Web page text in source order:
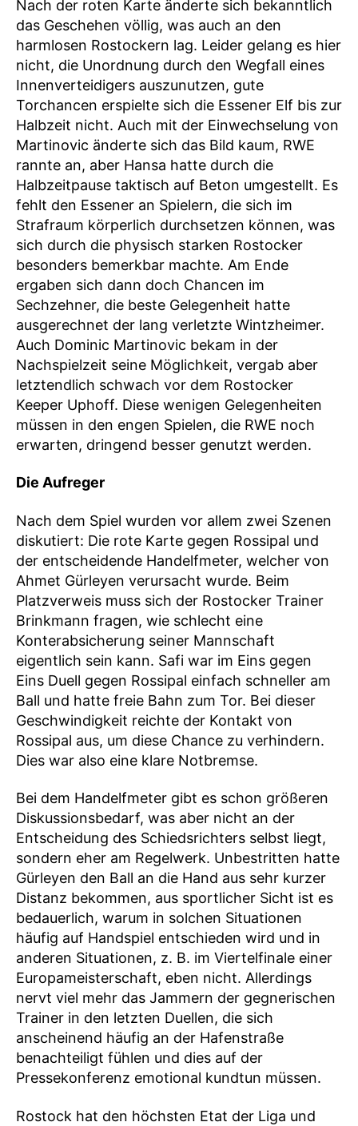
Nach der roten Karte änderte sich bekanntlich
das Geschehen völlig, was auch an den
harmlosen Rostockern lag. Leider gelang es hier
nicht, die Unordnung durch den Wegfall eines
Innenverteidigers auszunutzen, gute
Torchancen erspielte sich die Essener Elf bis zur
Halbzeit nicht. Auch mit der Einwechselung von
Martinovic änderte sich das Bild kaum, RWE
rannte an, aber Hansa hatte durch die
Halbzeitpause taktisch auf Beton umgestellt. Es
fehlt den Essener an Spielern, die sich im
Strafraum körperlich durchsetzen können, was
sich durch die physisch starken Rostocker
besonders bemerkbar machte. Am Ende
ergaben sich dann doch Chancen im
Sechzehner, die beste Gelegenheit hatte
ausgerechnet der lang verletzte Wintzheimer.
Auch Dominic Martinovic bekam in der
Nachspielzeit seine Möglichkeit, vergab aber
letztendlich schwach vor dem Rostocker
Keeper Uphoff. Diese wenigen Gelegenheiten
müssen in den engen Spielen, die RWE noch
erwarten, dringend besser genutzt werden.
Die Aufreger
Nach dem Spiel wurden vor allem zwei Szenen
diskutiert: Die rote Karte gegen Rossipal und
der entscheidende Handelfmeter, welcher von
Ahmet Gürleyen verursacht wurde. Beim
Platzverweis muss sich der Rostocker Trainer
Brinkmann fragen, wie schlecht eine
Konterabsicherung seiner Mannschaft
eigentlich sein kann. Safi war im Eins gegen
Eins Duell gegen Rossipal einfach schneller am
Ball und hatte freie Bahn zum Tor. Bei dieser
Geschwindigkeit reichte der Kontakt von
Rossipal aus, um diese Chance zu verhindern.
Dies war also eine klare Notbremse.
Bei dem Handelfmeter gibt es schon größeren
Diskussionsbedarf, was aber nicht an der
Entscheidung des Schiedsrichters selbst liegt,
sondern eher am Regelwerk. Unbestritten hatte
Gürleyen den Ball an die Hand aus sehr kurzer
Distanz bekommen, aus sportlicher Sicht ist es
bedauerlich, warum in solchen Situationen
häufig auf Handspiel entschieden wird und in
anderen Situationen, z. B. im Viertelfinale einer
Europameisterschaft, eben nicht. Allerdings
nervt viel mehr das Jammern der gegnerischen
Trainer in den letzten Duellen, die sich
anscheinend häufig an der Hafenstraße
benachteiligt fühlen und dies auf der
Pressekonferenz emotional kundtun müssen.
Rostock hat den höchsten Etat der Liga und